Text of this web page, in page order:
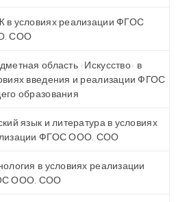
условиях реализации ФГОС
СОО
область «Искусство» в
введения и реализации ФГОС
образования
язык и литература в условиях
ФГОС ООО, СОО
в условиях реализации
ООО, СОО